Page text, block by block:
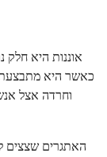
אוננות היא חלק
כאשר היא מתבצעת
וחרדה אצל
האתגרים שצצים